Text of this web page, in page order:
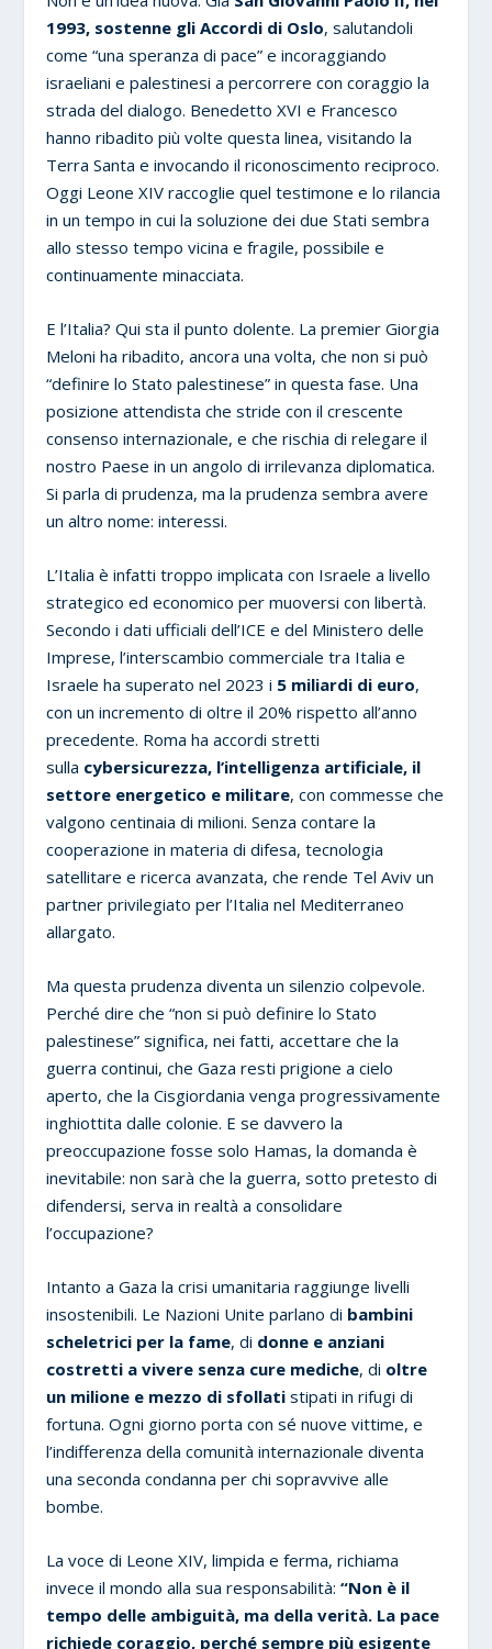
1993, sostenne gli Accordi di Oslo, salutandoli
come “una speranza di pace” e incoraggiando
israeliani e palestinesi a percorrere con coraggio la
strada del dialogo. Benedetto XVI e Francesco
hanno ribadito più volte questa linea, visitando la
Terra Santa e invocando il riconoscimento reciproco.
Oggi Leone XIV raccoglie quel testimone e lo rilancia
in un tempo in cui la soluzione dei due Stati sembra
allo stesso tempo vicina e fragile, possibile e
continuamente minacciata.
E l’Italia? Qui sta il punto dolente. La premier Giorgia
Meloni ha ribadito, ancora una volta, che non si può
“definire lo Stato palestinese” in questa fase. Una
posizione attendista che stride con il crescente
consenso internazionale, e che rischia di relegare il
nostro Paese in un angolo di irrilevanza diplomatica.
Si parla di prudenza, ma la prudenza sembra avere
un altro nome: interessi.
L’Italia è infatti troppo implicata con Israele a livello
strategico ed economico per muoversi con libertà.
Secondo i dati ufficiali dell’ICE e del Ministero delle
Imprese, l’interscambio commerciale tra Italia e
Israele ha superato nel 2023 i 5 miliardi di euro,
con un incremento di oltre il 20% rispetto all’anno
precedente. Roma ha accordi stretti
sulla cybersicurezza, l’intelligenza artificiale, il
settore energetico e militare, con commesse che
valgono centinaia di milioni. Senza contare la
cooperazione in materia di difesa, tecnologia
satellitare e ricerca avanzata, che rende Tel Aviv un
partner privilegiato per l’Italia nel Mediterraneo
allargato.
Ma questa prudenza diventa un silenzio colpevole.
Perché dire che “non si può definire lo Stato
palestinese” significa, nei fatti, accettare che la
guerra continui, che Gaza resti prigione a cielo
aperto, che la Cisgiordania venga progressivamente
inghiottita dalle colonie. E se davvero la
preoccupazione fosse solo Hamas, la domanda è
inevitabile: non sarà che la guerra, sotto pretesto di
difendersi, serva in realtà a consolidare
l’occupazione?
Intanto a Gaza la crisi umanitaria raggiunge livelli
insostenibili. Le Nazioni Unite parlano di bambini
scheletrici per la fame, di donne e anziani
costretti a vivere senza cure mediche, di oltre
un milione e mezzo di sfollati stipati in rifugi di
fortuna. Ogni giorno porta con sé nuove vittime, e
l’indifferenza della comunità internazionale diventa
una seconda condanna per chi sopravvive alle
bombe.
La voce di Leone XIV, limpida e ferma, richiama
invece il mondo alla sua responsabilità:“Non è il
tempo delle ambiguità, ma della verità. La pace
richiede coraggio, perché sempre più esigente